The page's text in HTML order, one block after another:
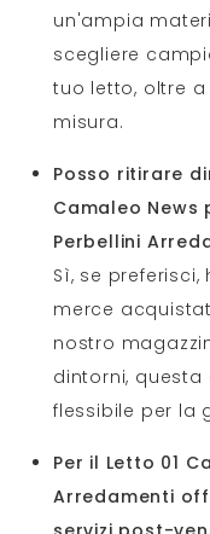
un'ampia
scegliere
tuo letto, oltre
misura.
Posso ritirare
Camaleo News
Perbellini
Sì, se
merce
nostro
dintorni,
flessibile per la
Per il Letto 01
Arredamenti